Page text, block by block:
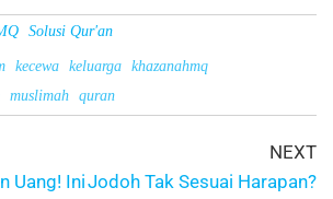
Solusi Qur'an
kecewa keluarga khazanahmq
muslimah quran
Uang! Ini
NEXT
Jodoh Tak Sesuai Harapan?